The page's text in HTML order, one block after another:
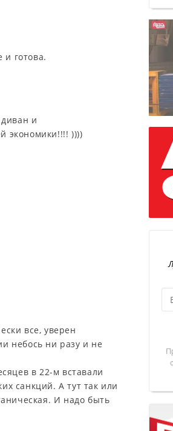
и готова.
и
экономики!!!! ))))
все, уверен
небось ни разу и не
в 22-м вставали
санкций. А тут так или
И надо быть